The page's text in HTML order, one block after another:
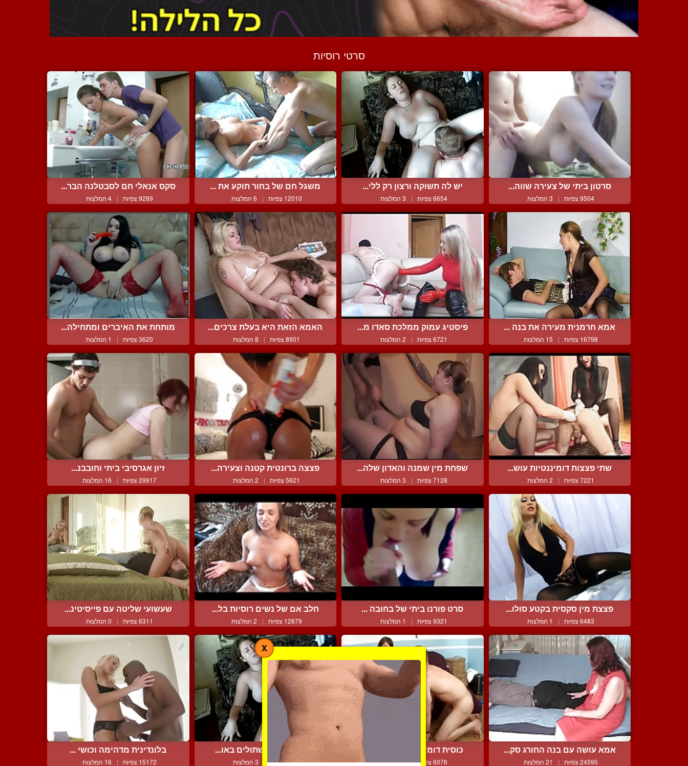
סרטי רוסיות
סרטון ביתי של צעירה שווה...
9504 צפיות | 3 המלצות
יש לה תשוקה ורצון רק ללי...
6654 צפיות | 3 המלצות
משגל חם של בחור תוקע את ...
12010 צפיות | 6 המלצות
סקס אנאלי חם לסבטלנה הבר...
9289 צפיות | 4 המלצות
אמא חרמנית מעירה את בנה ...
16798 צפיות | 15 המלצות
פיסטיג עמוק ממלכת סאדו מ...
6721 צפיות | 2 המלצות
האמא הזאת היא בעלת צרכים...
8901 צפיות | 8 המלצות
מותחת את האיברים ומתחילה...
3620 צפיות | 1 המלצות
שתי פצצות דומיננטיות עוש...
7221 צפיות | 2 המלצות
שפחת מין שמנה והאדון שלה...
7128 צפיות | 3 המלצות
פצצה ברונטית קטנה וצעירה...
5621 צפיות | 2 המלצות
זיון אגרסיבי ביתי וחובבנ...
29917 צפיות | 16 המלצות
פצצת מין סקסית בקטע סולו...
6483 צפיות | 1 המלצות
סרט פורנו ביתי של בחובה ...
9321 צפיות | 1 המלצות
חלב אם של נשים רוסיות בל...
12879 צפיות | 2 המלצות
שעשועי שליטה עם פייסיטינ...
6311 צפיות | 0 המלצות
אמא עושה עם בנה החורג סק...
24595 צפיות | 21 המלצות
כוסית דומיננטית ועבד המי...
6076 צפיות | 3 המלצות
זוג סווינגרס משתולים באו...
6317 צפיות | 3 המלצות
בלונדינית מדהימה וכושי ...
15172 צפיות | 16 המלצות
X